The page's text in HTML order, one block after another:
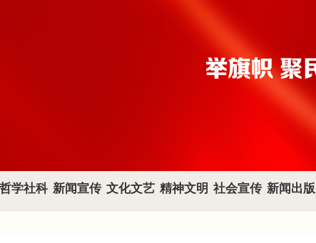
哲学社科 新闻宣传 文化文艺 精神文明 社会宣传 新闻出版